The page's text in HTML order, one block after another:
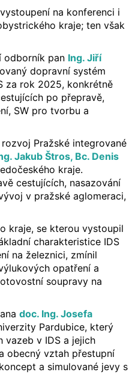
na konferenci i
kraje; ten však
odborník pan Ing. Jiří
dopravní systém
za rok 2025, konkrétně
po přepravě,
SW pro tvorbu a
Pražské integrované
Jakub Štros, Bc. Denis
kraje.
cestujících, nasazování
v pražské aglomeraci,
kraje, se kterou vystoupil
charakteristice IDS
na železnici, zmínil
opatření a
soupravy na
doc. Ing. Josefa
Pardubice, který
vazeb v IDS a jejich
obecný vztah přestupní
a simulované jevy s